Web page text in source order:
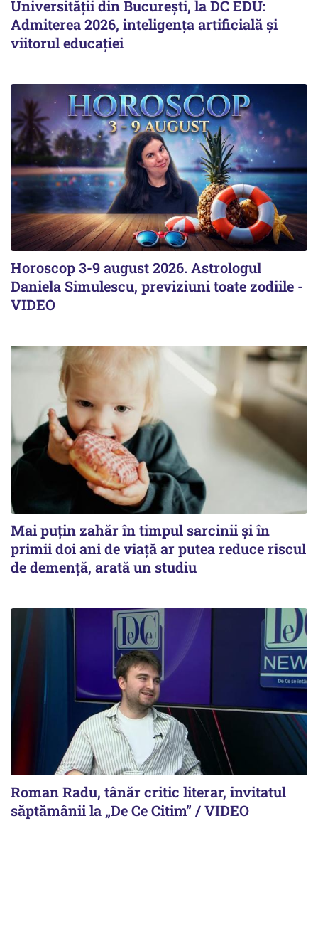
Universității din București, la DC EDU:
Admiterea 2026, inteligența artificială și
viitorul educației
Horoscop 3-9 august 2026. Astrologul
Daniela Simulescu, previziuni toate zodiile -
VIDEO
Mai puțin zahăr în timpul sarcinii și în
primii doi ani de viață ar putea reduce riscul
de demență, arată un studiu
Roman Radu, tânăr critic literar, invitatul
săptămânii la „De Ce Citim” / VIDEO